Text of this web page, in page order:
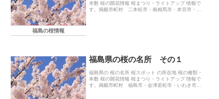
福島の桜情報
本数 桜の開花情報 桜まつり・ライトアップ 情報で
す。掲載市町村 二本松市・南相馬市・本宮市・会
福島県の桜の名所 その１
福島県の 桜の名所 桜スポット の所在地 桜の種類・
本数 桜の開花情報 桜まつり・ライトアップ 情報で
す。掲載市町村 福島市・会津若松市・いわき市・